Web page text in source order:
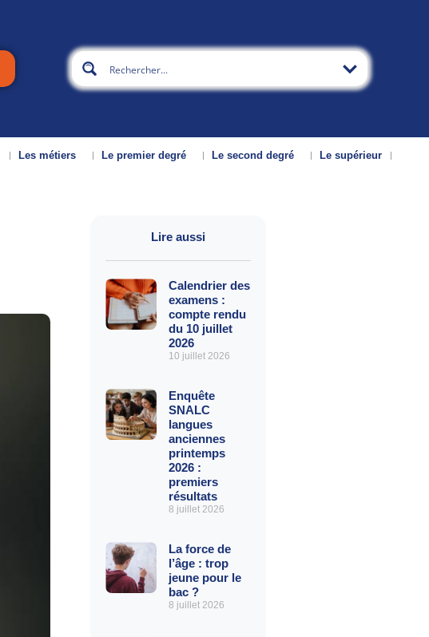
Les métiers Le premier degré Le second degré
Le supérieur
Lire aussi
Calendrier des
examens :
compte rendu
du 10 juillet
2026
10 juillet 2026
Enquête
SNALC
langues
anciennes
printemps
2026 :
premiers
résultats
8 juillet 2026
La force de
l’âge : trop
jeune pour le
bac ?
8 juillet 2026